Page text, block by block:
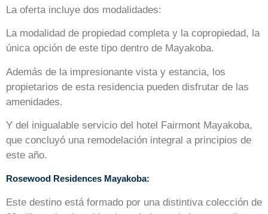
La oferta incluye dos modalidades:
La modalidad de propiedad completa y la copropiedad, la
única opción de este tipo dentro de Mayakoba.
Además de la impresionante vista y estancia, los
propietarios de esta residencia pueden disfrutar de las
amenidades.
Y del inigualable servicio del hotel Fairmont Mayakoba,
que concluyó una remodelación integral a principios de
este año.
Rosewood Residences Mayakoba:
Este destino está formado por una distintiva colección de